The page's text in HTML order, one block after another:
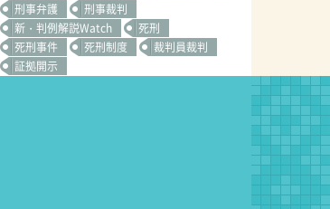
刑事弁護
刑事裁判
新・判例解説Watch
死刑
死刑事件
死刑制度
裁判員裁判
証拠開示